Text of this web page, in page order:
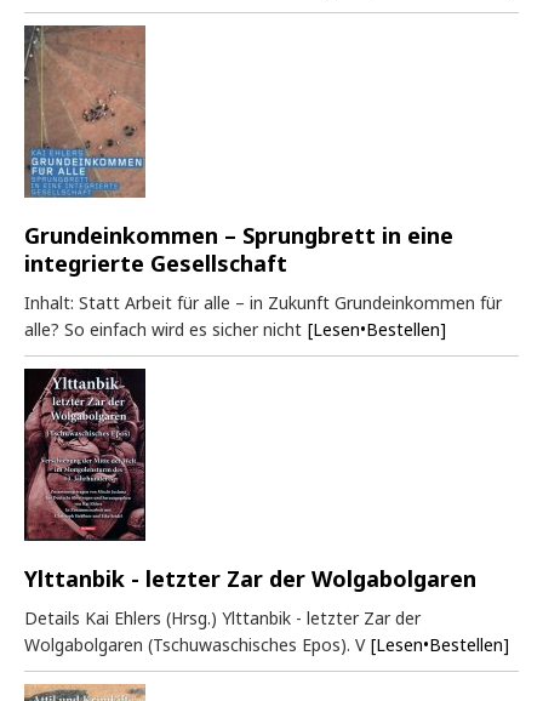
Grundeinkommen – Sprungbrett in eine
integrierte Gesellschaft
Inhalt: Statt Arbeit für alle – in Zukunft Grundeinkommen für
alle? So einfach wird es sicher nicht [Lesen•Bestellen]
Ylttanbik - letzter Zar der Wolgabolgaren
Details Kai Ehlers (Hrsg.) Ylttanbik - letzter Zar der
Wolgabolgaren (Tschuwaschisches Epos). V [Lesen•Bestellen]